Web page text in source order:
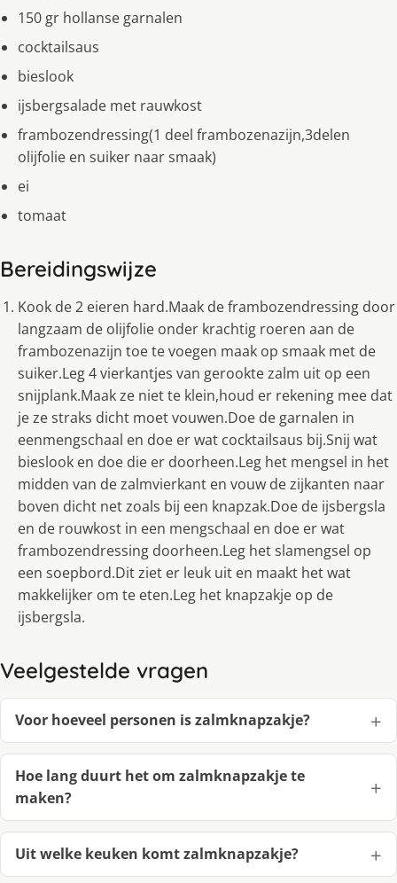
150 gr hollanse garnalen
cocktailsaus
bieslook
ijsbergsalade met rauwkost
frambozendressing(1 deel frambozenazijn,3delen
olijfolie en suiker naar smaak)
ei
tomaat
Bereidingswijze
Kook de 2 eieren hard.Maak de frambozendressing door
langzaam de olijfolie onder krachtig roeren aan de
frambozenazijn toe te voegen maak op smaak met de
suiker.Leg 4 vierkantjes van gerookte zalm uit op een
snijplank.Maak ze niet te klein,houd er rekening mee dat
je ze straks dicht moet vouwen.Doe de garnalen in
eenmengschaal en doe er wat cocktailsaus bij.Snij wat
bieslook en doe die er doorheen.Leg het mengsel in het
midden van de zalmvierkant en vouw de zijkanten naar
boven dicht net zoals bij een knapzak.Doe de ijsbergsla
en de rouwkost in een mengschaal en doe er wat
frambozendressing doorheen.Leg het slamengsel op
een soepbord.Dit ziet er leuk uit en maakt het wat
makkelijker om te eten.Leg het knapzakje op de
ijsbergsla.
Veelgestelde vragen
Voor hoeveel personen is zalmknapzakje?
Hoe lang duurt het om zalmknapzakje te
maken?
Uit welke keuken komt zalmknapzakje?